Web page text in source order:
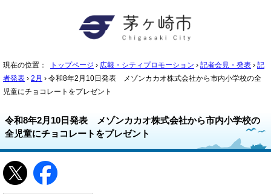
現在の位置： トップページ › 広報・シティプロモーション › 記者会見・発表 › 記
者発表 › 2月 › 令和8年2月10日発表 メゾンカカオ株式会社から市内小学校の全
児童にチョコレートをプレゼント
令和8年2月10日発表 メゾンカカオ株式会社から市内小学校の
全児童にチョコレートをプレゼント